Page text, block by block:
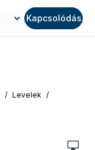
Kapcsolódás
/ Levelek /